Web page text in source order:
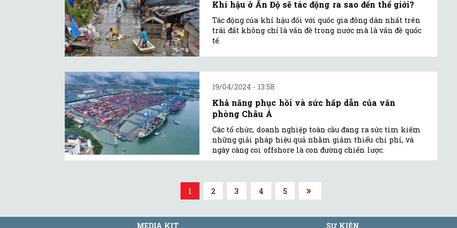
Khí hậu ở Ấn Độ sẽ tác động ra sao đến thế giới?
Tác động của khí hậu đối với quốc gia đông dân nhất trên
trái đất không chỉ là vấn đề trong nước mà là vấn đề quốc
tế.
19/04/2024 - 13:58
Khả năng phục hồi và sức hấp dẫn của văn
phòng Châu Á
Các tổ chức, doanh nghiệp toàn cầu đang ra sức tìm kiếm
những giải pháp hiệu quả nhằm giảm thiểu chi phí, và
ngày càng coi offshore là con đường chiến lược.
1 2 3 4 5
MEDIA KIT SỰ KIỆN